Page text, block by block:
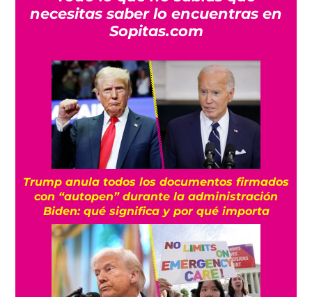
necesitas saber lo encuentras en
Sopitas.com
Trump anula todos los documentos firmados
con “autopen” durante la administración
Biden: qué significa y por qué importa